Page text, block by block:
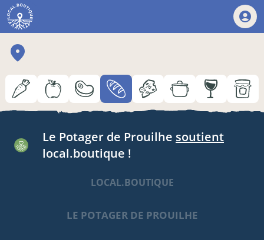
Le Potager de Prouilhe soutient
local.boutique !
LOCAL.BOUTIQUE
LE POTAGER DE PROUILHE